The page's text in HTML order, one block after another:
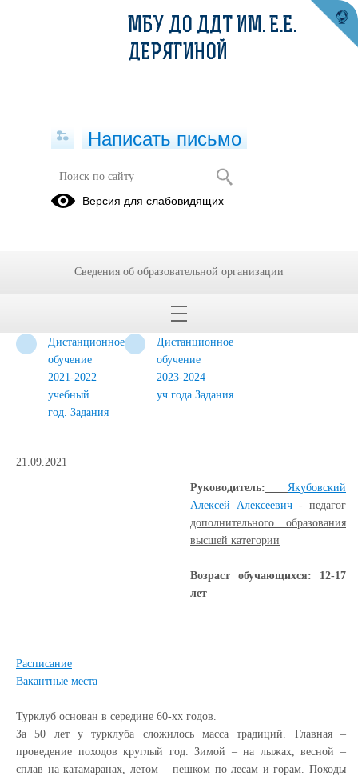
"СИНЕГОРЬЕ" - спортивный
туристский клуб
2019-2020
Дистанционное
обучение
2021-2022
учебный
год. Задания
Дистанционное
обучение
2023-2024
уч.года.Задания
21.09.2021
Руководитель:
Якубовский
Алексей Алексеевич - педагог
дополнительного образования
высшей категории
Возраст обучающихся: 12-17
лет
Расписание
Вакантные места
Турклуб основан в середине 60-хх годов.
За 50 лет у турклуба сложилось масса традиций. Главная –
проведение походов круглый год. Зимой – на лыжах, весной –
сплав на катамаранах, летом – пешком по лесам и горам. Походы
МБУ ДО ДДТ ИМ. Е.Е.
ДЕРЯГИНОЙ
Написать письмо
Версия для слабовидящих
Сведения об образовательной организации